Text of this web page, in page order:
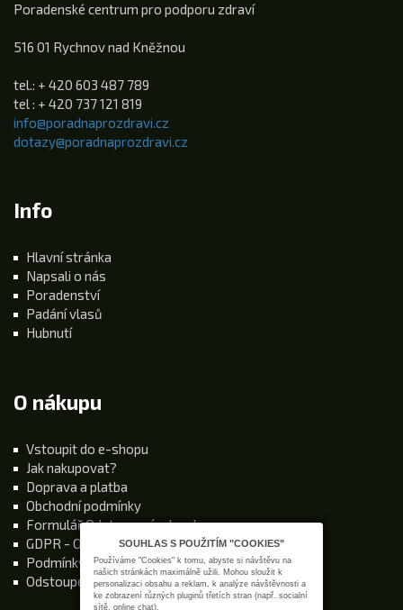
SOUHLAS S POUŽITÍM "COOKIES"
Používáme "Cookies" k tomu, abyste si návštěvu na
našich stránkách maximálně užili. Mohou sloužit k
personalizaci obsahu a reklam, k analýze návštěvnosti a
ke zobrazení různých pluginů třetích stran (např. socialní
sítě, online chat).
Poradenské centrum pro podporu zdraví
516 01 Rychnov nad Kněžnou
tel.: + 420 603 487 789
tel : + 420 737 121 819
info@poradnaprozdravi.cz
dotazy@poradnaprozdravi.cz
Info
Hlavní stránka
Napsali o nás
Poradenství
Padání vlasů
Hubnutí
O nákupu
Vstoupit do e-shopu
Jak nakupovat?
Doprava a platba
Obchodní podmínky
Formulář Odstoupení od smlouvy
GDPR - Ochrana osobních údajů
Podmínky používání stránek
Odstoupení od kupní smlouvy